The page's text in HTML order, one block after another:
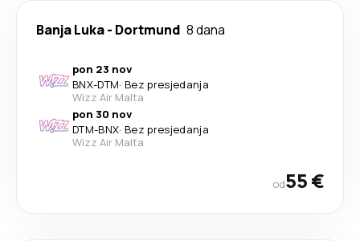
Banja Luka- Dortmund 8 dana
pon 23 nov
BNX-DTM· Bez presjedanja
Wizz Air Malta
pon 30 nov
DTM-BNX· Bez presjedanja
Wizz Air Malta
od55 €